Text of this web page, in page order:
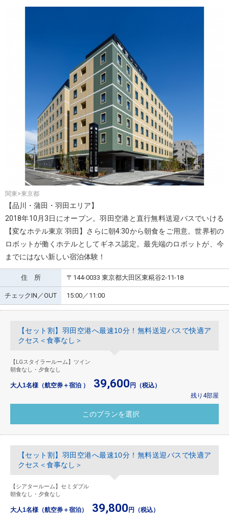
関東>東京都
【品川・蒲田・羽田エリア】
2018年10月3日にオープン。羽田空港と直行無料送迎バスでいける
【変なホテル東京 羽田】さらに朝4:30から朝食をご用意。世界初の
ロボットが働くホテルとしてギネス認定。最先端のロボットが、今
までにはない新しい宿泊体験！
住 所 〒144-0033 東京都大田区東糀谷2-11-18
チェックIN／OUT 15:00／11:00
【セット割】羽田空港へ最速10分！無料送迎バスで快適ア
クセス＜食事なし＞
【LGスタイラールーム】ツイン
朝食なし・夕食なし
大人1名様（航空券＋宿泊 ） 39,600 円（税込）
残り4部屋
【セット割】羽田空港へ最速10分！無料送迎バスで快適ア
クセス＜食事なし＞
【シアタールーム】セミダブル
朝食なし・夕食なし
大人1名様（航空券＋宿泊） 39,800 円（税込）